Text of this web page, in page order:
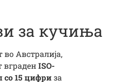
за кучиња
Австралија,
вграденISO-
15 цифриза